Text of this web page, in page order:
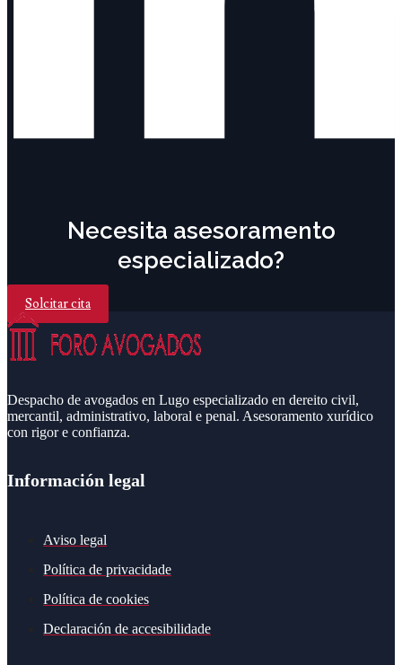
Necesita asesoramento
especializado?
Solcitar cita
Despacho de avogados en Lugo especializado en dereito civil,
mercantil, administrativo, laboral e penal. Asesoramento xurídico
con rigor e confianza.
Información legal
Aviso legal
Política de privacidade
Política de cookies
Declaración de accesibilidade